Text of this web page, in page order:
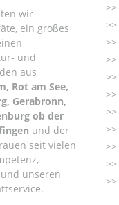
wir
ein großes
und
aus
Rot am See,
Gerabronn,
ob der
und der
seit vielen
unseren